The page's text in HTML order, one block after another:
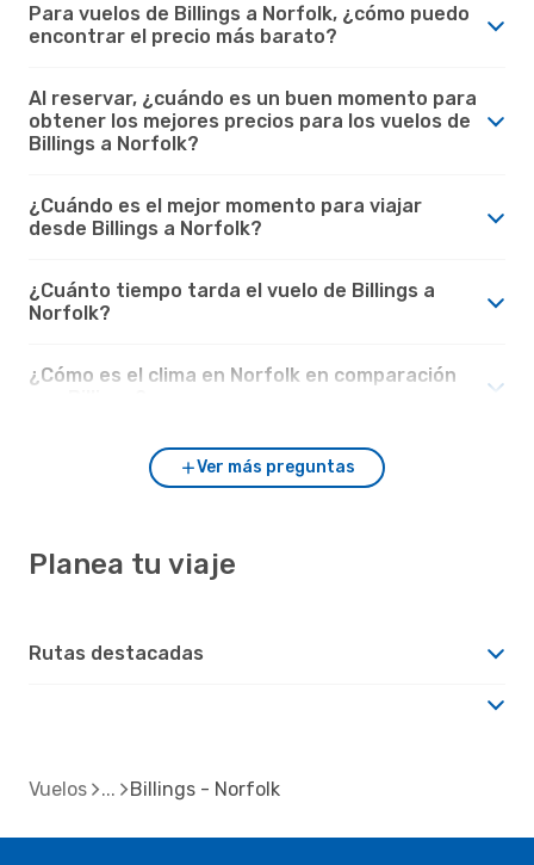
Para vuelos de Billings a Norfolk, ¿cómo puedo
encontrar el precio más barato?
Al reservar, ¿cuándo es un buen momento para
obtener los mejores precios para los vuelos de
Billings a Norfolk?
¿Cuándo es el mejor momento para viajar
desde Billings a Norfolk?
¿Cuánto tiempo tarda el vuelo de Billings a
Norfolk?
¿Cómo es el clima en Norfolk en comparación
Ver más preguntas
Planea tu viaje
Rutas destacadas
Vuelos Billings - Norfolk